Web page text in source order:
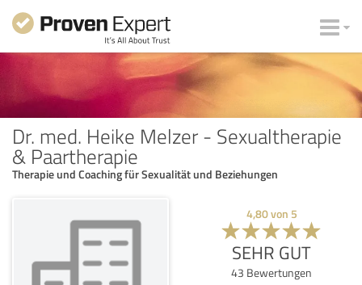
Dr. med. Heike Melzer - Sexualtherapie
& Paartherapie
Therapie und Coaching für Sexualität und Beziehungen
4,80von 5
SEHR GUT
43 Bewertungen